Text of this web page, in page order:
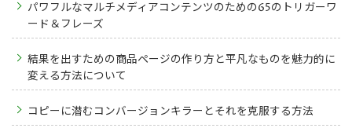
パワフルなマルチメディアコンテンツのための65のトリガーワ
ード＆フレーズ
結果を出すための商品ページの作り方と平凡なものを魅力的に
変える方法について
コピーに潜むコンバージョンキラーとそれを克服する方法